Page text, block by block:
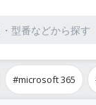
#microsoft 365